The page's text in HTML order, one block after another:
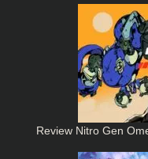
Review Nitro Gen